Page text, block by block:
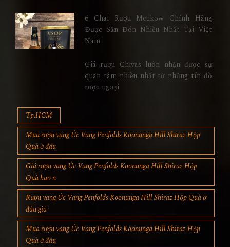
6 Chai Rượu Meukow Chính Hãng
Được Săn Đón Nhiều Nhất Tại Việt
Nam
Giá rượu Chivas luôn nhận được sự
quan tâm nhiều nhất từ những tín đồ
rượu ngoại
Tp.HCM
Mua rượu vang Úc Vang Penfolds Koonunga Hill Shiraz Hộp
Quà ở đâu
Giá rượu vang Úc Vang Penfolds Koonunga Hill Shiraz Hộp
Quà bao n
Rượu vang Úc Vang Penfolds Koonunga Hill Shiraz Hộp Quà ở
đâu giá
Mua rượu vang Úc Vang Penfolds Koonunga Hill Shiraz Hộp
Quà ở đâu